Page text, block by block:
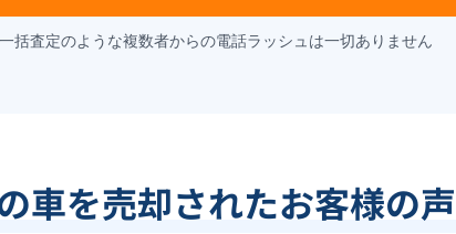
括査定のような複数者からの電話ラッシュは一切ありません
車を売却されたお客様の声